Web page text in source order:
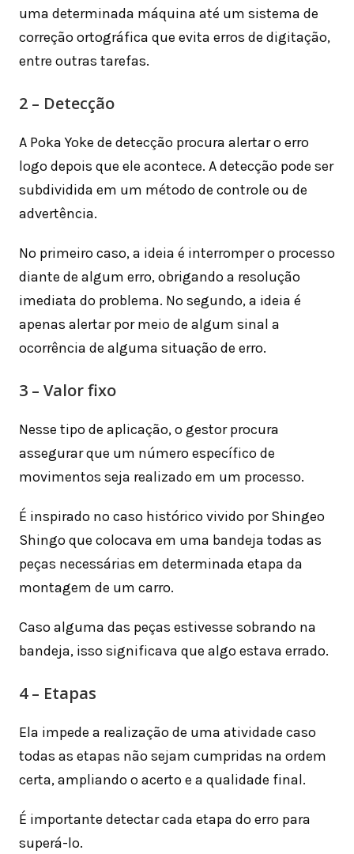
uma determinada máquina até um sistema de
correção ortográfica que evita erros de digitação,
entre outras tarefas.
2 – Detecção
A Poka Yoke de detecção procura alertar o erro
logo depois que ele acontece. A detecção pode ser
subdividida em um método de controle ou de
advertência.
No primeiro caso, a ideia é interromper o processo
diante de algum erro, obrigando a resolução
imediata do problema. No segundo, a ideia é
apenas alertar por meio de algum sinal a
ocorrência de alguma situação de erro.
3 – Valor fixo
Nesse tipo de aplicação, o gestor procura
assegurar que um número específico de
movimentos seja realizado em um processo.
É inspirado no caso histórico vivido por Shingeo
Shingo que colocava em uma bandeja todas as
peças necessárias em determinada etapa da
montagem de um carro.
Caso alguma das peças estivesse sobrando na
bandeja, isso significava que algo estava errado.
4 – Etapas
Ela impede a realização de uma atividade caso
todas as etapas não sejam cumpridas na ordem
certa, ampliando o acerto e a qualidade final.
É importante detectar cada etapa do erro para
superá-lo.